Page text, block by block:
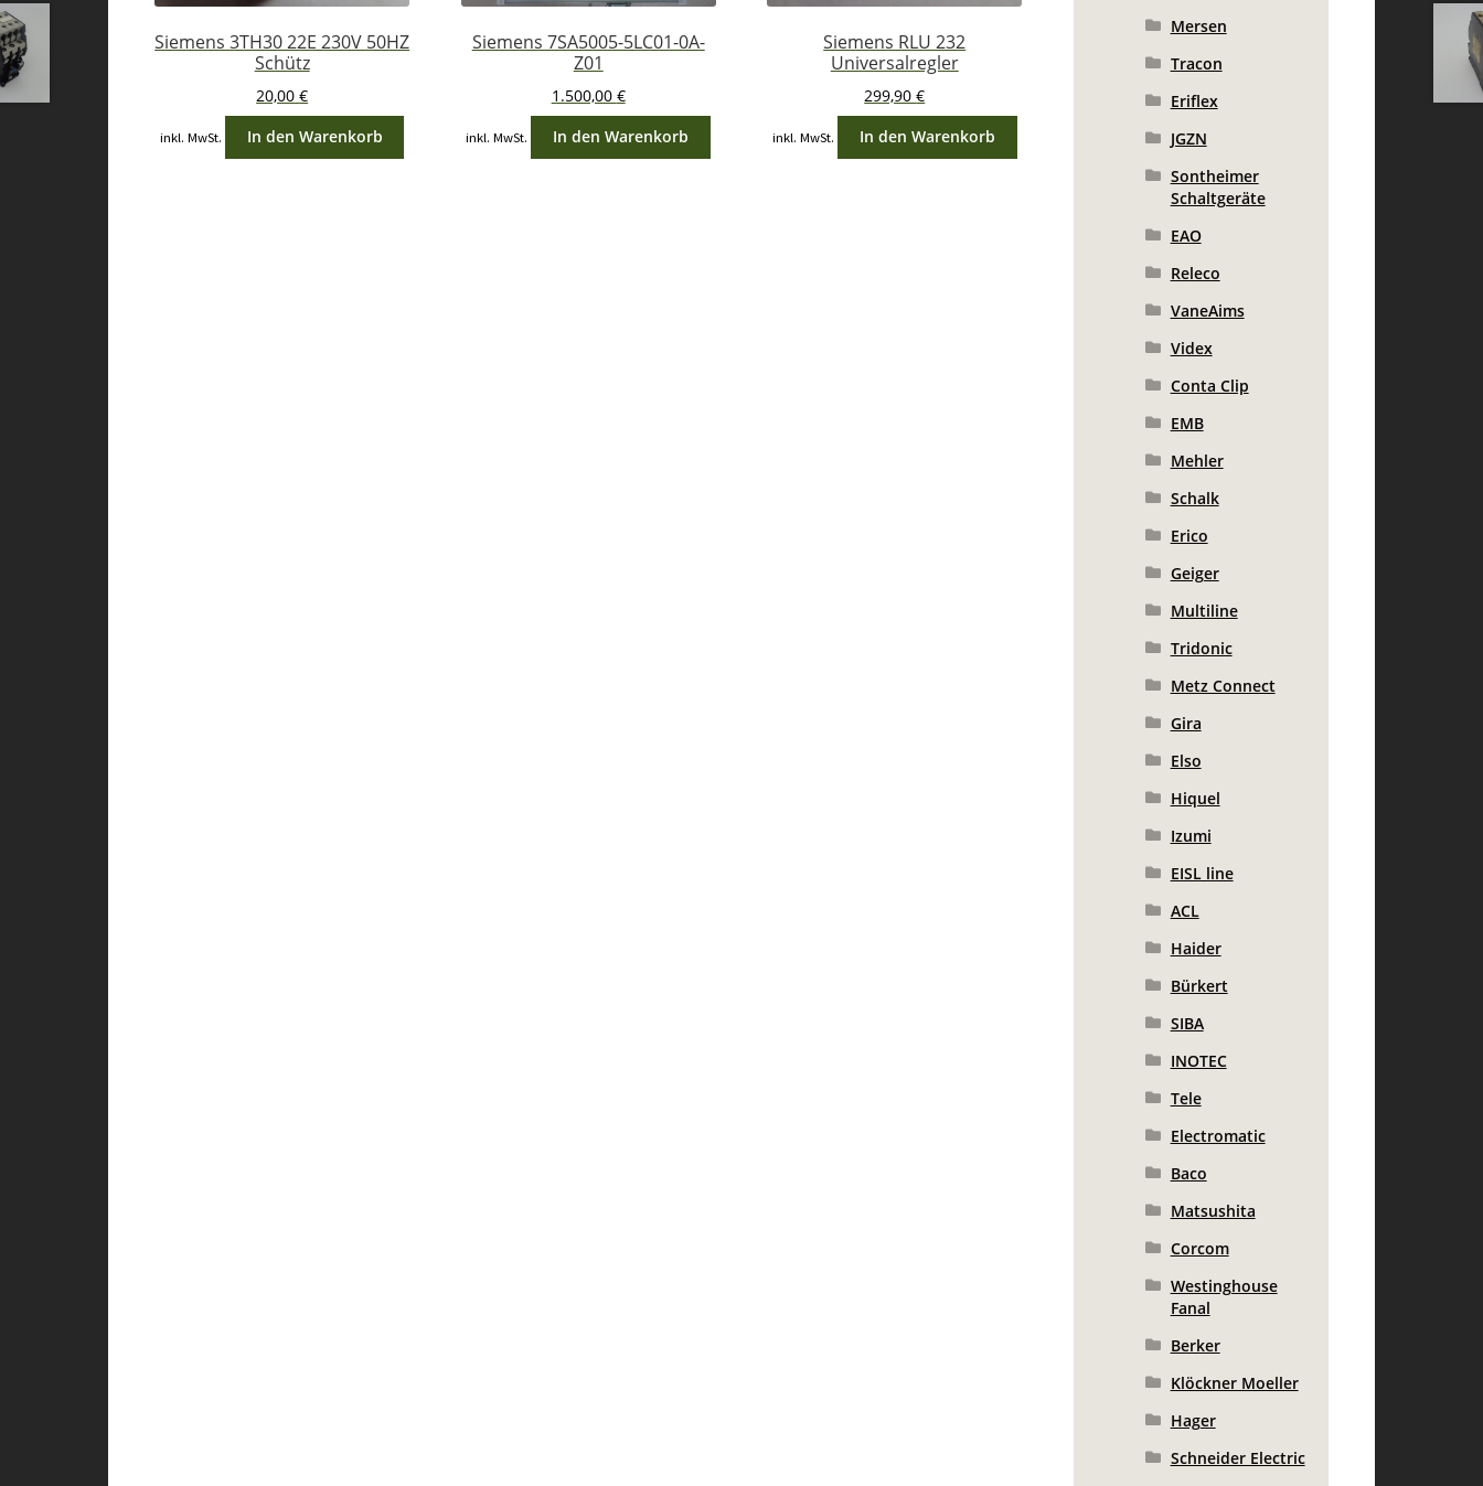
Siemens 3TH30 22E 230V 50HZ
Schütz
20,00€
inkl. MwSt. In den Warenkorb
Siemens 7SA5005-5LC01-0A-
Z01
1.500,00 €
inkl. MwSt. In den Warenkorb
Siemens RLU 232
Universalregler
299,90€
inkl. MwSt. In den Warenkorb
Mersen
Tracon
Eriflex
JGZN
Sontheimer
Schaltgeräte
EAO
Releco
VaneAims
Videx
Conta Clip
EMB
Mehler
Schalk
Erico
Geiger
Multiline
Tridonic
Metz Connect
Gira
Elso
Hiquel
Izumi
EISL line
ACL
Haider
Bürkert
SIBA
INOTEC
Tele
Electromatic
Baco
Matsushita
Corcom
Westinghouse
Fanal
Berker
Klöckner Moeller
Hager
Schneider Electric